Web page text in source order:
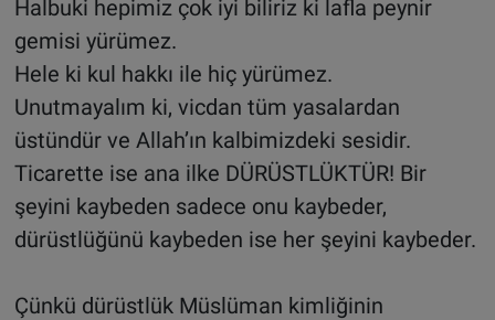
Halbuki hepimiz çok iyi biliriz ki lafla peynir
gemisi yürümez.
Hele ki kul hakkı ile hiç yürümez.
Unutmayalım ki, vicdan tüm yasalardan
üstündür ve Allah’ın kalbimizdeki sesidir.
Ticarette ise ana ilke DÜRÜSTLÜKTÜR! Bir
şeyini kaybeden sadece onu kaybeder,
dürüstlüğünü kaybeden ise her şeyini kaybeder.
Çünkü dürüstlük Müslüman kimliğinin